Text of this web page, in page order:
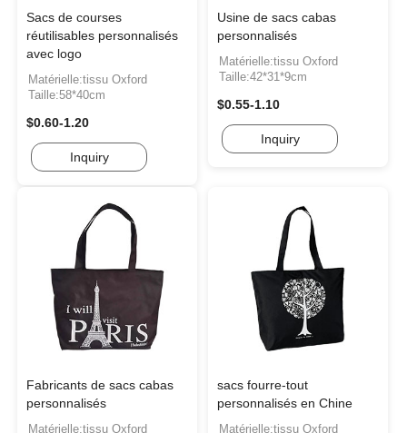
Sacs de courses
réutilisables personnalisés
avec logo
Matérielle:tissu Oxford
Taille:58*40cm
$0.60-1.20
Inquiry
Usine de sacs cabas
personnalisés
Matérielle:tissu Oxford
Taille:42*31*9cm
$0.55-1.10
Inquiry
Fabricants de sacs cabas
personnalisés
Matérielle:tissu Oxford
sacs fourre-tout
personnalisés en Chine
Matérielle:tissu Oxford